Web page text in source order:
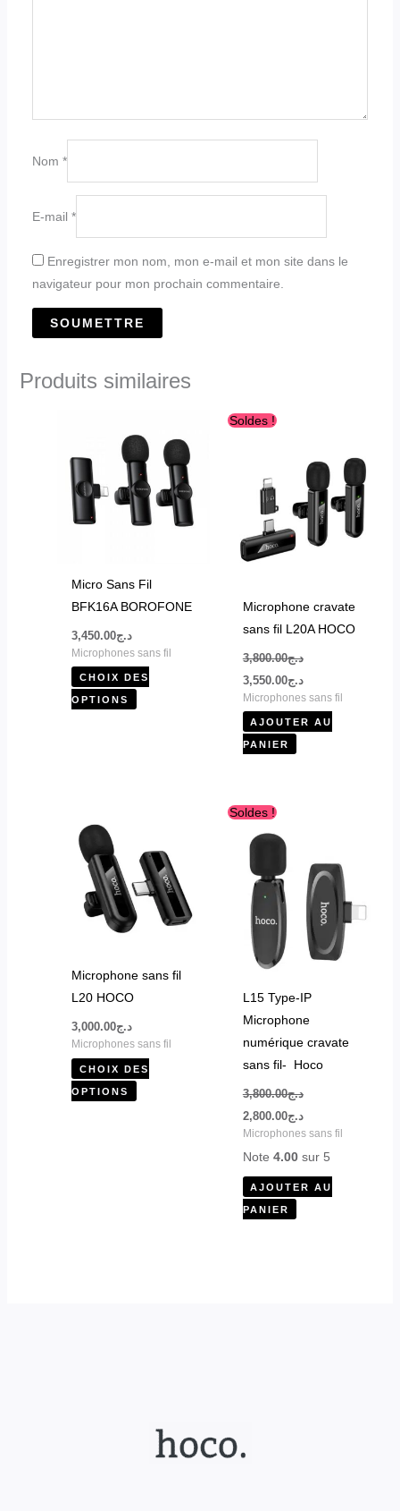
Nom *
E-mail *
Enregistrer mon nom, mon e-mail et mon site dans le
navigateur pour mon prochain commentaire.
Produits similaires
Micro Sans Fil
BFK16A BOROFONE
د.ج3,450.00
Microphones sans fil
CHOIX DES
OPTIONS
produit
a
plusieurs
variations.
peuvent
être
la
page
du
Soldes !
Microphone cravate
sans fil L20A HOCO
د.ج3,800.00
Le
prix
د.ج3,550.00
est :
د.ج3,550.00.
Microphones sans fil
AJOUTER AU
PANIER
Microphone sans fil
L20 HOCO
د.ج3,000.00
Microphones sans fil
CHOIX DES
OPTIONS
a
plusieurs
variations.
Les
peuvent
la
page
du
Soldes !
L15 Type-IP
Microphone
numérique cravate
sans fil- Hoco
د.ج3,800.00
Le
prix
initial
était :
د.ج2,800.00
Microphones sans fil
Note 4.00sur 5
AJOUTER AU
PANIER